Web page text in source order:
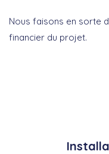
Nous faisons en sorte
financier du projet.